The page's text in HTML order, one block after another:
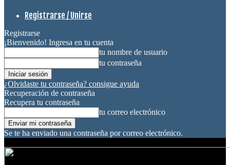
Registrarse / Unirse
Registrarse
¡Bienvenido! Ingresa en tu cuenta
tu nombre de usuario
tu contraseña
¿Olvidaste tu contraseña? consigue ayuda
Recuperación de contraseña
Recupera tu contraseña
tu correo electrónico
Se te ha enviado una contraseña por correo electrónico.